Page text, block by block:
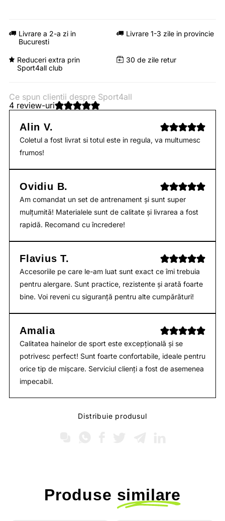
Livrare a 2-a zi in
Bucuresti
Livrare 1-3 zile in provincie
Reduceri extra prin
Sport4all club
30 de zile retur
Ce spun clientii despre Sport4all
4 review-uri
Alin V.
Coletul a fost livrat si totul este in regula, va multumesc
frumos!
Ovidiu B.
Am comandat un set de antrenament și sunt super
mulțumită! Materialele sunt de calitate și livrarea a fost
rapidă. Recomand cu încredere!
Flavius T.
Accesoriile pe care le-am luat sunt exact ce îmi trebuia
pentru alergare. Sunt practice, rezistente și arată foarte
bine. Voi reveni cu siguranță pentru alte cumpărături!
Amalia
Calitatea hainelor de sport este excepțională și se
potrivesc perfect! Sunt foarte confortabile, ideale pentru
orice tip de mișcare. Serviciul clienți a fost de asemenea
impecabil.
Distribuie produsul
Produse similare